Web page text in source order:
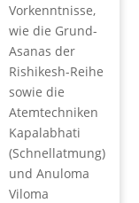
Vorkenntnisse,
wie die Grund-
Asanas der
Rishikesh-Reihe
sowie die
Atemtechniken
Kapalabhati
(Schnellatmung)
und Anuloma
Viloma